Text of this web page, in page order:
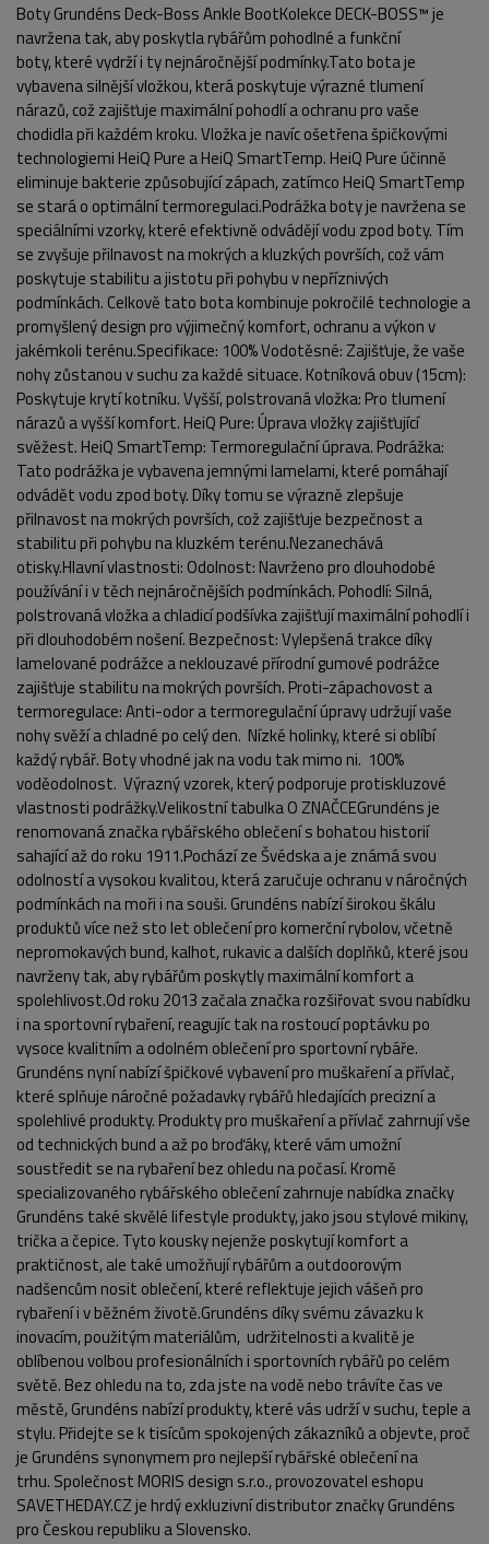
POPIS PRODUKTU FOTO (6)
Boty Grundéns Deck-Boss Ankle BootKolekce DECK-BOSS™ je
navržena tak, aby poskytla rybářům pohodlné a funkční
boty, které vydrží i ty nejnáročnější podmínky.Tato bota je
vybavena silnější vložkou, která poskytuje výrazné tlumení
nárazů, což zajišťuje maximální pohodlí a ochranu pro vaše
chodidla při každém kroku. Vložka je navíc ošetřena špičkovými
technologiemi HeiQ Pure a HeiQ SmartTemp. HeiQ Pure účinně
eliminuje bakterie způsobující zápach, zatímco HeiQ SmartTemp
se stará o optimální termoregulaci.Podrážka boty je navržena se
speciálními vzorky, které efektivně odvádějí vodu zpod boty. Tím
se zvyšuje přilnavost na mokrých a kluzkých površích, což vám
poskytuje stabilitu a jistotu při pohybu v nepříznivých
podmínkách. Celkově tato bota kombinuje pokročilé technologie a
promyšlený design pro výjimečný komfort, ochranu a výkon v
jakémkoli terénu.Specifikace: 100% Vodotěsné: Zajišťuje, že vaše
nohy zůstanou v suchu za každé situace. Kotníková obuv (15cm):
Poskytuje krytí kotníku. Vyšší, polstrovaná vložka: Pro tlumení
nárazů a vyšší komfort. HeiQ Pure: Úprava vložky zajišťující
svěžest. HeiQ SmartTemp: Termoregulační úprava. Podrážka:
Tato podrážka je vybavena jemnými lamelami, které pomáhají
odvádět vodu zpod boty. Díky tomu se výrazně zlepšuje
přilnavost na mokrých površích, což zajišťuje bezpečnost a
stabilitu při pohybu na kluzkém terénu.Nezanechává
otisky.Hlavní vlastnosti: Odolnost: Navrženo pro dlouhodobé
používání i v těch nejnáročnějších podmínkách. Pohodlí: Silná,
polstrovaná vložka a chladicí podšívka zajišťují maximální pohodlí i
při dlouhodobém nošení. Bezpečnost: Vylepšená trakce díky
lamelované podrážce a neklouzavé přírodní gumové podrážce
zajišťuje stabilitu na mokrých površích. Proti-zápachovost a
termoregulace: Anti-odor a termoregulační úpravy udržují vaše
nohy svěží a chladné po celý den. Nízké holinky, které si oblíbí
každý rybář. Boty vhodné jak na vodu tak mimo ni. 100%
voděodolnost. Výrazný vzorek, který podporuje protiskluzové
vlastnosti podrážky.Velikostní tabulka O ZNAČCEGrundéns je
renomovaná značka rybářského oblečení s bohatou historií
sahající až do roku 1911.Pochází ze Švédska a je známá svou
odolností a vysokou kvalitou, která zaručuje ochranu v náročných
podmínkách na moři i na souši. Grundéns nabízí širokou škálu
produktů více než sto let oblečení pro komerční rybolov, včetně
nepromokavých bund, kalhot, rukavic a dalších doplňků, které jsou
navrženy tak, aby rybářům poskytly maximální komfort a
spolehlivost.Od roku 2013 začala značka rozšiřovat svou nabídku
i na sportovní rybaření, reagujíc tak na rostoucí poptávku po
vysoce kvalitním a odolném oblečení pro sportovní rybáře.
Grundéns nyní nabízí špičkové vybavení pro muškaření a přívlač,
které splňuje náročné požadavky rybářů hledajících precizní a
spolehlivé produkty. Produkty pro muškaření a přívlač zahrnují vše
od technických bund a až po broďáky, které vám umožní
soustředit se na rybaření bez ohledu na počasí. Kromě
specializovaného rybářského oblečení zahrnuje nabídka značky
Grundéns také skvělé lifestyle produkty, jako jsou stylové mikiny,
trička a čepice. Tyto kousky nejenže poskytují komfort a
praktičnost, ale také umožňují rybářům a outdoorovým
nadšencům nosit oblečení, které reflektuje jejich vášeň pro
rybaření i v běžném životě.Grundéns díky svému závazku k
inovacím, použitým materiálům, udržitelnosti a kvalitě je
oblíbenou volbou profesionálních i sportovních rybářů po celém
světě. Bez ohledu na to, zda jste na vodě nebo trávíte čas ve
městě, Grundéns nabízí produkty, které vás udrží v suchu, teple a
stylu. Přidejte se k tisícům spokojených zákazníků a objevte, proč
je Grundéns synonymem pro nejlepší rybářské oblečení na
trhu. Společnost MORIS design s.r.o., provozovatel eshopu
SAVETHEDAY.CZ je hrdý exkluzivní distributor značky Grundéns
pro Českou republiku a Slovensko.